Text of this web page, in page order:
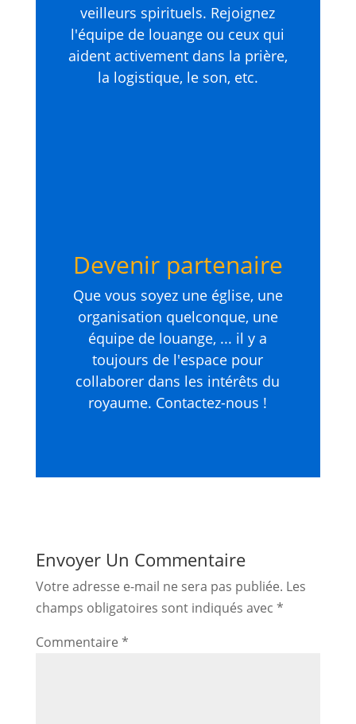
veilleurs spirituels. Rejoignez
l'équipe de louange ou ceux qui
aident activement dans la prière,
la logistique, le son, etc.
Devenir partenaire
Que vous soyez une église, une
organisation quelconque, une
équipe de louange, ... il y a
toujours de l'espace pour
collaborer dans les intérêts du
royaume. Contactez-nous !
Envoyer Un Commentaire
Votre adresse e-mail ne sera pas publiée. Les
champs obligatoires sont indiqués avec *
Commentaire *